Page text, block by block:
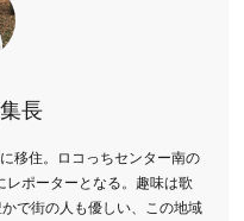
長
移住。ロコっちセンター南の
レポーターとなる。趣味は歌
で街の人も優しい、この地域